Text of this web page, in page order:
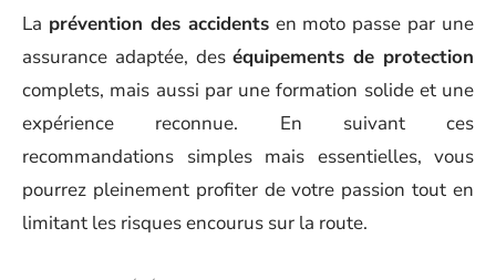
La prévention des accidentsen moto passe par une
assurance adaptée, deséquipements de protection
complets, mais aussi par une formation solide et une
expérience reconnue. En suivant ces
recommandations simples mais essentielles, vous
pourrez pleinement profiter de votre passion tout en
limitant les risques encourus sur la route.